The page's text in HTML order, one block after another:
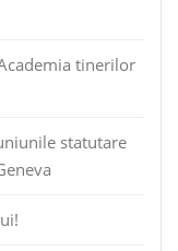
tinerilor
statutare